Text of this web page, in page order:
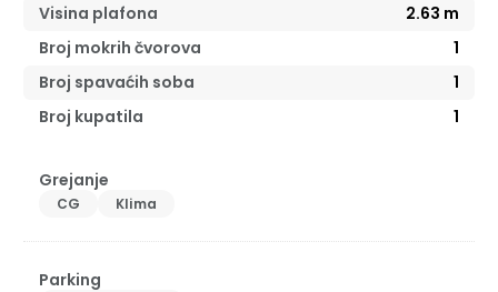
Visina plafona
2.63 m
Broj mokrih čvorova
1
Broj spavaćih soba
1
Broj kupatila
1
Grejanje
CG Klima
Parking